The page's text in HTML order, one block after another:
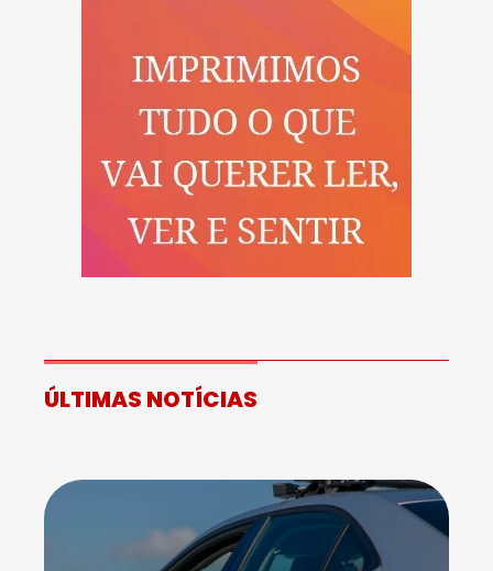
ÚLTIMAS NOTÍCIAS